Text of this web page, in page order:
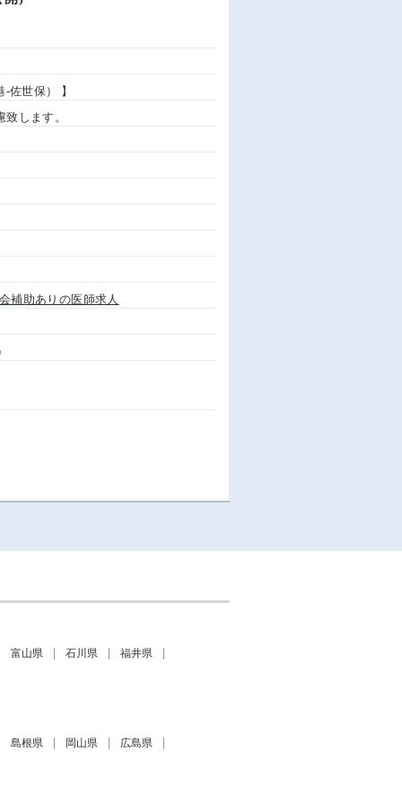
佐世保） 】
します。
補助ありの医師求人
富山県 石川県 福井県
島根県 岡山県 広島県